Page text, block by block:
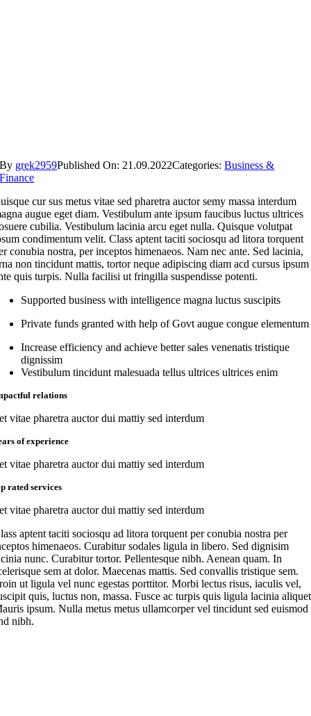
By grek2959Published On: 21.09.2022Categories:Business &
Finance
cur sus metus vitae sed pharetra auctor semy massa interdum
augue eget diam. Vestibulum ante ipsum faucibus luctus ultrices
cubilia. Vestibulum lacinia arcu eget nulla. Quisque volutpat
condimentum velit. Class aptent taciti sociosqu ad litora torquent
conubia nostra, per inceptos himenaeos. Nam nec ante. Sed lacinia,
non tincidunt mattis, tortor neque adipiscing diam acd cursus ipsum
quis turpis. Nulla facilisi ut fringilla suspendisse potenti.
Supported business with intelligence magna luctus suscipits
Private funds granted with help of Govt augue congue elementum
Increase efficiency and achieve better sales venenatis tristique
dignissim
Vestibulum tincidunt malesuada tellus ultrices ultrices enim
relations
vitae pharetra auctor dui mattiy sed interdum
of experience
vitae pharetra auctor dui mattiy sed interdum
rated services
vitae pharetra auctor dui mattiy sed interdum
aptent taciti sociosqu ad litora torquent per conubia nostra per
himenaeos. Curabitur sodales ligula in libero. Sed dignisim
nunc. Curabitur tortor. Pellentesque nibh. Aenean quam. In
sem at dolor. Maecenas mattis. Sed convallis tristique sem.
ut ligula vel nunc egestas porttitor. Morbi lectus risus, iaculis vel,
quis, luctus non, massa. Fusce ac turpis quis ligula lacinia
ipsum. Nulla metus metus ullamcorper vel tincidunt sed euismod
nibh.